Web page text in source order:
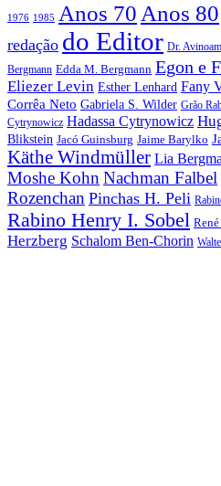
1976 1985 Anos 70Anos 80
redação do Editor Dr.
Bergmann Edda M. Bergmann Egon e
Eliezer Levin Esther Lenhard Fany
Corrêa Neto Gabriela S. Wilder Grão
Cytrynowicz Hadassa Cytrynowicz
Blikstein Jacó Guinsburg Jaime Barylko
Käthe Windmüller Lia
Moshe KohnNachman Falbel
Rozenchan Pinchas H. Peli
Rabino Henry I. Sobel
Herzberg Schalom Ben-Chorin